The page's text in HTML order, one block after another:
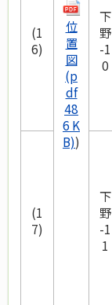
位
置
図
(p
df
48
6 K
B))
(1
6)
下
野
-1
0
(1
7)
下
野
-1
1